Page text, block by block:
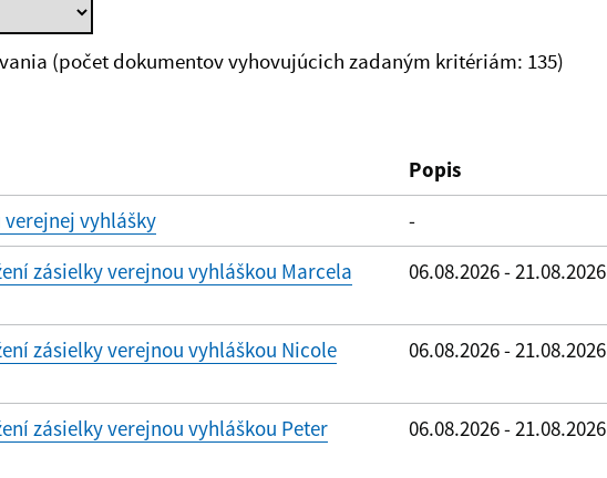
do:
(počet dokumentov vyhovujúcich zadaným kritériám: 135)
Popis
vyhlášky
-
zásielky verejnou vyhláškou Marcela
06.08.2026 - 21.08.2026
zásielky verejnou vyhláškou Nicole
06.08.2026 - 21.08.2026
zásielky verejnou vyhláškou Peter
06.08.2026 - 21.08.2026